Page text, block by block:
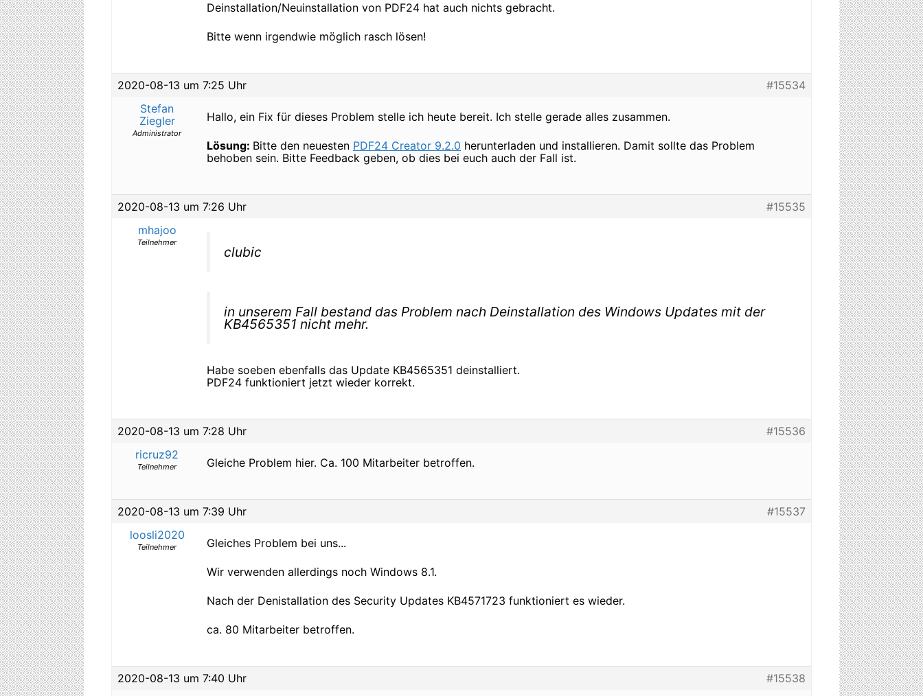
Deinstallation/Neuinstallation von PDF24 hat auch nichts gebracht.
Bitte wenn irgendwie möglich rasch lösen!
2020-08-13 um 7:25 Uhr
#15534
Stefan
Ziegler
Administrator
Hallo, ein Fix für dieses Problem stelle ich heute bereit. Ich stelle gerade alles zusammen.
Lösung: Bitte den neuesten PDF24 Creator 9.2.0 herunterladen und installieren. Damit sollte das Problem
behoben sein. Bitte Feedback geben, ob dies bei euch auch der Fall ist.
2020-08-13 um 7:26 Uhr
#15535
mhajoo
Teilnehmer
clubic
in unserem Fall bestand das Problem nach Deinstallation des Windows Updates mit der
KB4565351 nicht mehr.
Habe soeben ebenfalls das Update KB4565351 deinstalliert.
PDF24 funktioniert jetzt wieder korrekt.
2020-08-13 um 7:28 Uhr
#15536
ricruz92
Teilnehmer Gleiche Problem hier. Ca. 100 Mitarbeiter betroffen.
2020-08-13 um 7:39 Uhr
#15537
loosli2020
Teilnehmer Gleiches Problem bei uns...
Wir verwenden allerdings noch Windows 8.1.
Nach der Denistallation des Security Updates KB4571723 funktioniert es wieder.
ca. 80 Mitarbeiter betroffen.
2020-08-13 um 7:40 Uhr
#15538